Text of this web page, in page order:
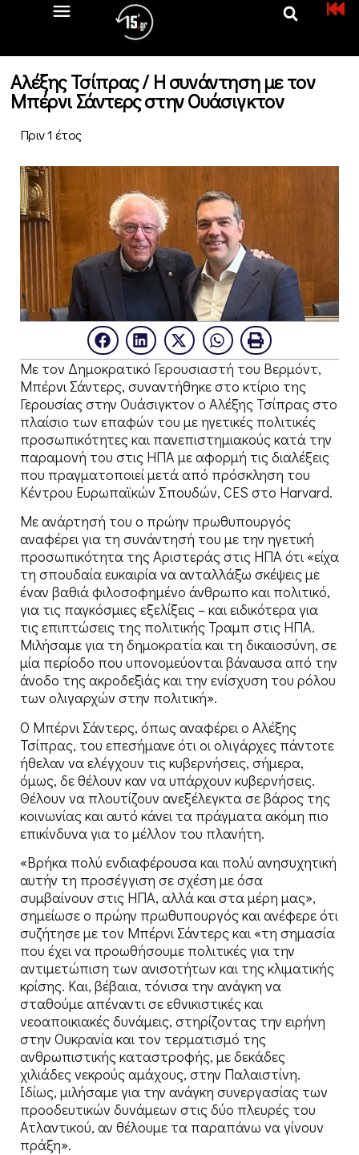
Αλέξης Τσίπρας / Η συνάντηση με τον
Μπέρνι Σάντερς στην Ουάσιγκτον
Πριν 1 έτος
Με τον Δημοκρατικό Γερουσιαστή του Βερμόντ,
Μπέρνι Σάντερς, συναντήθηκε στο κτίριο της
Γερουσίας στην Ουάσιγκτον ο Αλέξης Τσίπρας στο
πλαίσιο των επαφών του με ηγετικές πολιτικές
προσωπικότητες και πανεπιστημιακούς κατά την
παραμονή του στις ΗΠΑ με αφορμή τις διαλέξεις
που πραγματοποιεί μετά από πρόσκληση του
Κέντρου Ευρωπαϊκών Σπουδών, CES στο Harvard.
Με ανάρτησή του ο πρώην πρωθυπουργός
αναφέρει για τη συνάντησή του με την ηγετική
προσωπικότητα της Αριστεράς στις ΗΠΑ ότι «είχα
τη σπουδαία ευκαιρία να ανταλλάξω σκέψεις με
έναν βαθιά φιλοσοφημένο άνθρωπο και πολιτικό,
για τις παγκόσμιες εξελίξεις – και ειδικότερα για
τις επιπτώσεις της πολιτικής Τραμπ στις ΗΠΑ.
Μιλήσαμε για τη δημοκρατία και τη δικαιοσύνη, σε
μία περίοδο που υπονομεύονται βάναυσα από την
άνοδο της ακροδεξιάς και την ενίσχυση του ρόλου
των ολιγαρχών στην πολιτική».
Ο Μπέρνι Σάντερς, όπως αναφέρει ο Αλέξης
Τσίπρας, του επεσήμανε ότι οι ολιγάρχες πάντοτε
ήθελαν να ελέγχουν τις κυβερνήσεις, σήμερα,
όμως, δε θέλουν καν να υπάρχουν κυβερνήσεις.
Θέλουν να πλουτίζουν ανεξέλεγκτα σε βάρος της
κοινωνίας και αυτό κάνει τα πράγματα ακόμη πιο
επικίνδυνα για το μέλλον του πλανήτη.
«Βρήκα πολύ ενδιαφέρουσα και πολύ ανησυχητική
αυτήν τη προσέγγιση σε σχέση με όσα
συμβαίνουν στις ΗΠΑ, αλλά και στα μέρη μας»,
σημείωσε ο πρώην πρωθυπουργός και ανέφερε ότι
συζήτησε με τον Μπέρνι Σάντερς και «τη σημασία
που έχει να προωθήσουμε πολιτικές για την
αντιμετώπιση των ανισοτήτων και της κλιματικής
κρίσης. Και, βέβαια, τόνισα την ανάγκη να
σταθούμε απέναντι σε εθνικιστικές και
νεοαποικιακές δυνάμεις, στηρίζοντας την ειρήνη
στην Ουκρανία και τον τερματισμό της
ανθρωπιστικής καταστροφής, με δεκάδες
χιλιάδες νεκρούς αμάχους, στην Παλαιστίνη.
Ιδίως, μιλήσαμε για την ανάγκη συνεργασίας των
προοδευτικών δυνάμεων στις δύο πλευρές του
Ατλαντικού, αν θέλουμε τα παραπάνω να γίνουν
πράξη».